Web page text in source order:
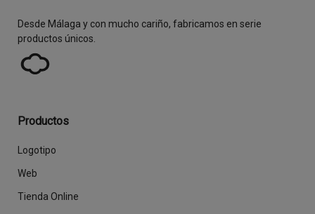
Desde Málaga y con mucho cariño, fabricamos en serie
productos únicos.
Productos
Logotipo
Web
Tienda Online